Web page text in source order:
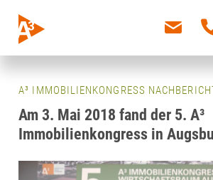
A³ IMMOBILIENKONGRESS
Am 3. Mai 2018 fand der 5. A³
Immobilienkongress in